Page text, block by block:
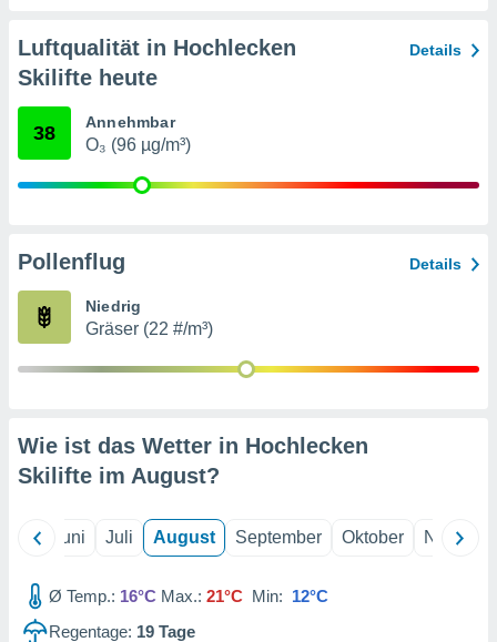
zur
von
der
von
der
zur
Inhalten.
Luftqualität in Hochlecken
Skilifte heute
Details
38 Annehmbar
O₃ (96 µg/m³)
Pollenflug Details
Niedrig
Gräser (22 #/m³)
Wie ist das Wetter in Hochlecken
Skilifte im August?
Juni Juli August September Oktober
Ø Temp.: 16°C Max.: 21°C Min: 12°C
Regentage: 19 Tage